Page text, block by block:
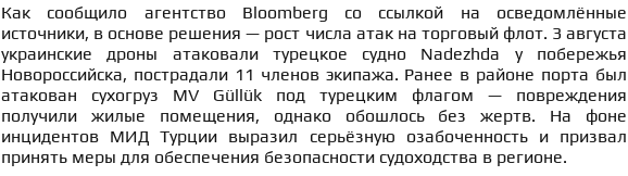
Как сообщило агентство Bloomberg со ссылкой на осведомлённые
источники, в основе решения — рост числа атак на торговый флот. 3 августа
украинские дроны атаковали турецкое судно Nadezhda у побережья
Новороссийска, пострадали 11 членов экипажа. Ранее в районе порта был
атакован сухогруз MV Güllük под турецким флагом — повреждения
получили жилые помещения, однако обошлось без жертв. На фоне
инцидентов МИД Турции выразил серьёзную озабоченность и призвал
принять меры для обеспечения безопасности судоходства в регионе.